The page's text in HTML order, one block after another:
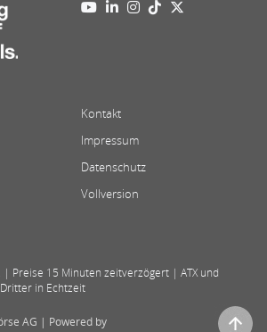
Kontakt
Impressum
Datenschutz
Vollversion
| Preise 15 Minuten zeitverzögert | ATX und
in Echtzeit
AG | Powered by